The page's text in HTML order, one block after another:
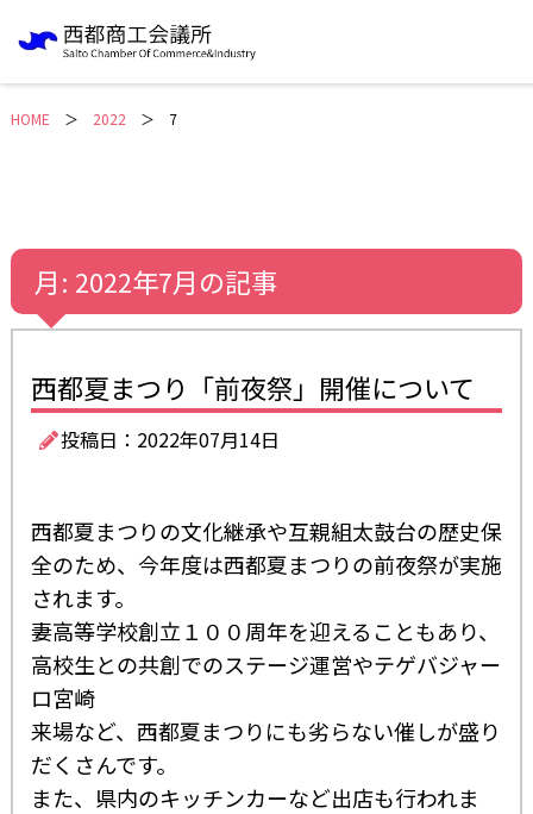
HOME ＞ 2022 7
月: 2022年7月の記事
西都夏まつり「前夜祭」開催について
投稿日：2022年07月14日
西都夏まつりの文化継承や互親組太鼓台の歴史保
全のため、今年度は西都夏まつりの前夜祭が実施
されます。
妻高等学校創立１００周年を迎えることもあり、
高校生との共創でのステージ運営やテゲバジャー
ロ宮崎
来場など、西都夏まつりにも劣らない催しが盛り
だくさんです。
また、県内のキッチンカーなど出店も行われま